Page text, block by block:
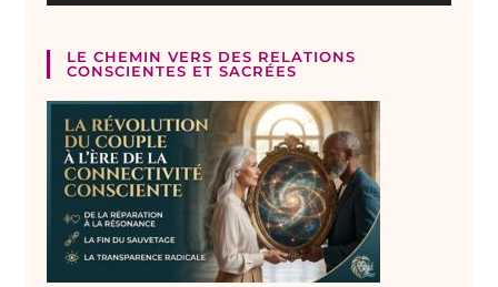
LE CHEMIN VERS DES RELATIONS
CONSCIENTES ET SACRÉES